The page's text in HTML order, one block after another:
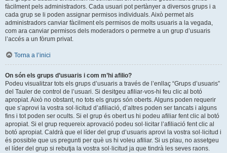
fàcilment pels administradors. Cada usuari pot pertànyer a diversos grups i a
cada grup se li poden assignar permisos individuals. Això permet als
administradors canviar fàcilment els permisos de molts usuaris a la vegada,
com ara canviar permisos dels moderadors o permetre a un grup d’usuaris
l’accés a un fòrum privat.
Torna a l’inici
On són els grups d’usuaris i com m’hi afilio?
Podeu visualitzar tots els grups d’usuaris a través de l’enllaç “Grups d’usuaris”
del Tauler de control de l’usuari. Si desitgeu afiliar-vos-hi feu clic al botó
apropiat. Això no obstant, no tots els grups són oberts. Alguns poden requerir
que s’aprovi la vostra sol·licitud d’afiliació, d’altres poden ser tancats i alguns
fins i tot poden ser ocults. Si el grup és obert us hi podeu afiliar fent clic al botó
apropiat. Si el grup requereix aprovació podeu sol·licitar l’afiliació fent clic al
botó apropiat. Caldrà que el líder del grup d’usuaris aprovi la vostra sol·licitud i
és possible que us pregunti per què us hi voleu afiliar. Si us plau, no assetgeu
el líder del grup si rebutja la vostra sol·licitud ja que tindrà les seves raons.